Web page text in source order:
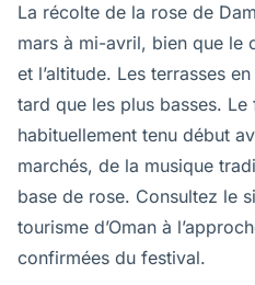
La récolte de la rose de
mars à mi-avril, bien que le
et l’altitude. Les terrasses
tard que les plus basses. Le
habituellement tenu début
marchés, de la musique
base de rose. Consultez le
tourisme d’Oman à
confirmées du festival.